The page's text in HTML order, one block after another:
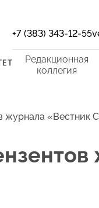
+7 (383) 343-12-55
Редакционная
коллегия
журнала «Вестник